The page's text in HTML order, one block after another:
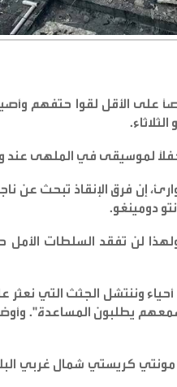
.
لموسيقى في الملهى عند
إن فرق الإنقاذ تبحث عن
دومينغو.
ولهذا لن تفقد السلطات
وننتشل الجثث التي
يطلبون المساعدة".
كريستي شمال غربي